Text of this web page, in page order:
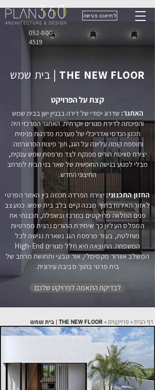
לתיאום פגישה
052-800-
4519
THE NEW FLOOR | בית שמש
קצת על הפרויקט
האתגר: שדרוג יסודי של דירה בבניין ישן בבית שמש
והפיכתה לדירת מגורים יוקרתית. האתגר המרכזי היה
תכנון הנדסי ואדריכלי של מערכת מדרגות פנימית
ותוספת קומה עליונה על הגג, תוך פיצוח הפרוגרמה:
יצירת סוויטת הורים מפנקת לצד מרפסת שמש ענקית,
מבלי לפגוע בגישה החופשית של שאר בני הבית למרחב
החיצוני החדש.
החזון התכנוני: יצירת הפרדה חכמה בין האזור הפרטי
לאזור האירוח בתוך מבנה קיים בלב בית שמש. כמעצב
פנים המלווה פרויקטים במרכז ובשפלה, תכננתי את
המפלס העליון כך שיחידת ההורים נהנית מפרטיות
מוחלטת, בעוד מרפסת הגג נשארת נגישה לכל
המשפחה. התוצאה היא חלל מגורים High-End
המשלב אוורור מקסימלי, אור טבעי ותחושת מרחב של
בית פרטי בתוך סביבה עירונית.
לבדיקת התאמה לפרויקט שלכם
דף הבית» פרויקטים »